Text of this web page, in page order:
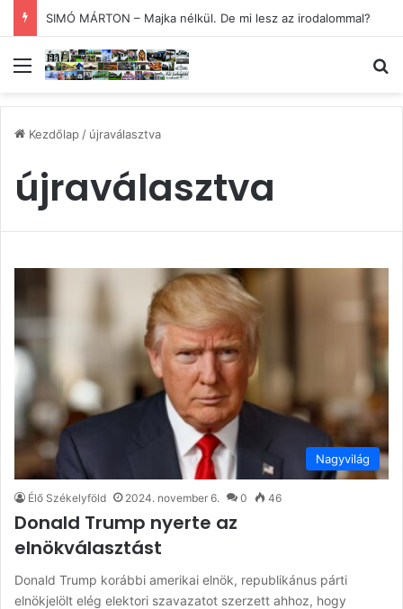
SIMÓ MÁRTON – Majka nélkül. De mi lesz az irodalommal?
Menü
Kezdőlap/ újraválasztva
újraválasztva
Nagyvilág
Élő Székelyföld 2024. november 6. 0 46
Donald Trump nyerte az
elnökválasztást
Donald Trump korábbi amerikai elnök, republikánus párti
elnökjelölt elég elektori szavazatot szerzett ahhoz, hogy